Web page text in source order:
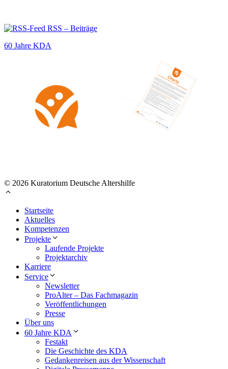
RSS – Beiträge
60 Jahre KDA
© 2026 Kuratorium Deutsche Altershilfe
Startseite
Aktuelles
Kompetenzen
Projekte
Laufende Projekte
Projektarchiv
Karriere
Service
Newsletter
ProAlter – Das Fachmagazin
Veröffentlichungen
Presse
Über uns
60 Jahre KDA
Festakt
Die Geschichte des KDA
Gedankenreisen aus der Wissenschaft